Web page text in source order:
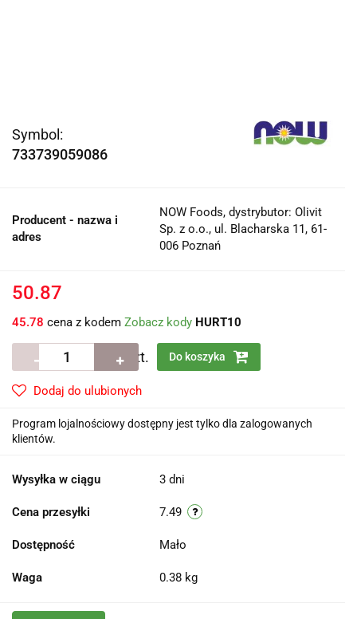
Symbol:
733739059086
Producent - nazwa i
adres
NOW Foods, dystrybutor: Olivit
Sp. z o.o., ul. Blacharska 11, 61-
006 Poznań
50.87
45.78 cena z kodem Zobacz kody HURT10
szt. Do koszyka
Dodaj do ulubionych
Program lojalnościowy dostępny jest tylko dla zalogowanych
klientów.
Wysyłka w ciągu 3 dni
Cena przesyłki 7.49
Dostępność Mało
Waga 0.38 kg